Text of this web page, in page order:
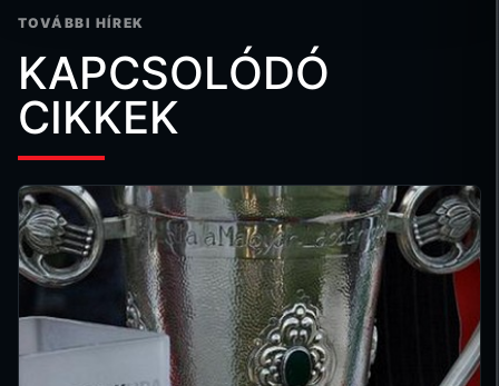
TOVÁBBI HÍREK
KAPCSOLÓDÓ
CIKKEK